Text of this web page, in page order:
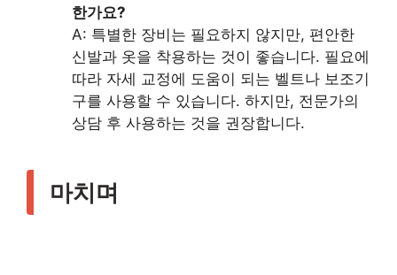
한가요?
A: 특별한 장비는 필요하지 않지만, 편안한
신발과 옷을 착용하는 것이 좋습니다. 필요에
따라 자세 교정에 도움이 되는 벨트나 보조기
구를 사용할 수 있습니다. 하지만, 전문가의
상담 후 사용하는 것을 권장합니다.
마치며